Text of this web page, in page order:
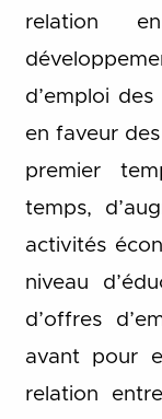
relation
d’emploi
en faveur
premier
temps,
activités
niveau
d’offres
avant pour
relation